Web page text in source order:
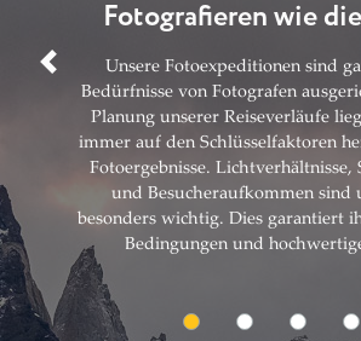
Previous
Fotografieren wie
Unsere Fotoexpeditionen sind
Bedürfnisse von Fotografen
Planung unserer Reiseverläufe
immer auf den Schlüsselfaktoren
Fotoergebnisse. Lichtverhältnisse,
und Besucheraufkommen sind
besonders wichtig. Dies garantiert
Bedingungen und